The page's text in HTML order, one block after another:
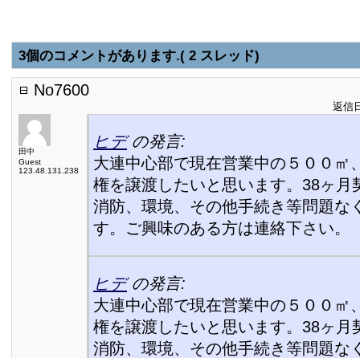
3個のコメントがあります.( 2 スレッド)
No7600
返信
田中
Guest
123.48.131.238
ヒデの発言:
大連中心部で現在営業中の５００㎡
権を譲渡したいと思います。38ヶ月
消防、環境、その他手続き等問題な
す。ご興味のある方は連絡下さい。
ヒデの発言:
大連中心部で現在営業中の５００㎡
権を譲渡したいと思います。38ヶ月
消防、環境、その他手続き等問題な